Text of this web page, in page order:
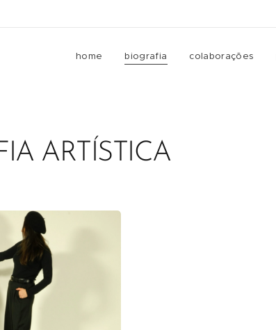
home biografia colaborações
ARTÍSTICA